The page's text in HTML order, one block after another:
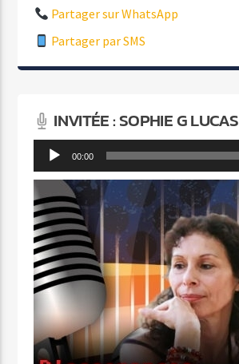
Partager sur WhatsApp
Partager par SMS
INVITÉE : SOPHIE G LUCAS
Lecteur 00:00